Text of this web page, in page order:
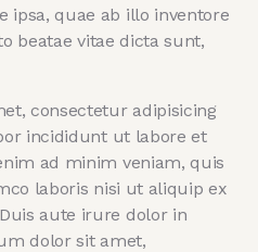
ipsa, quae ab illo inventore
beatae vitae dicta sunt,
consectetur adipisicing
incididunt ut labore et
ad minim veniam, quis
laboris nisi ut aliquip ex
aute irure dolor in
dolor sit amet,